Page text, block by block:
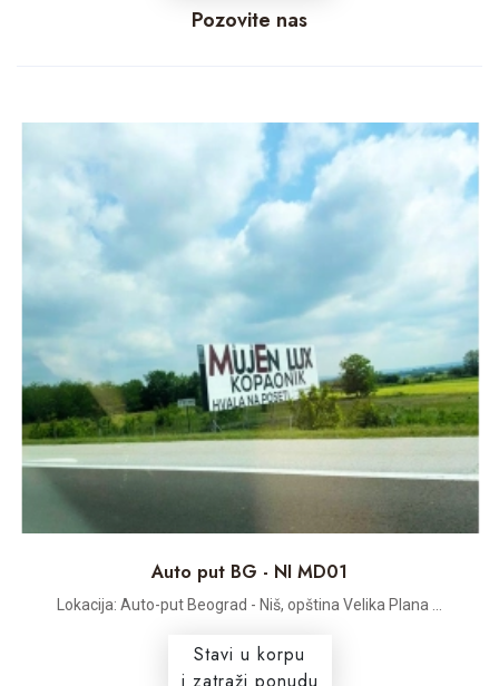
Pozovite nas
Auto put BG - NI MD01
Lokacija: Auto-put Beograd - Niš, opština Velika Plana ...
Stavi u korpu